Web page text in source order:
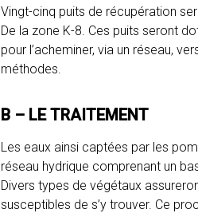
Vingt-cinq puits de récupération
De la zone K-8. Ces puits seront
pour l’acheminer, via un réseau,
méthodes.
B – LE TRAITEMENT
Les eaux ainsi captées par les
réseau hydrique comprenant un
Divers types de végétaux
susceptibles de s’y trouver. Ce